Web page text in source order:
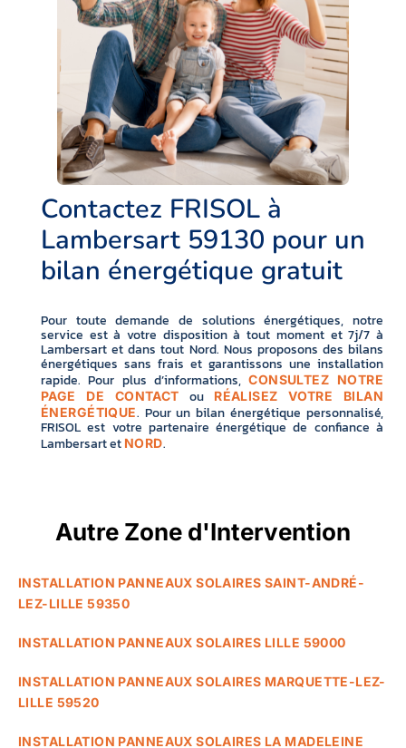
Contactez FRISOL à
Lambersart 59130 pour un
bilan énergétique gratuit
Pour toute demande de solutions énergétiques, notre
service est à votre disposition à tout moment et 7j/7 à
Lambersart et dans tout Nord. Nous proposons des bilans
énergétiques sans frais et garantissons une installation
rapide. Pour plus d’informations,CONSULTEZ NOTRE
PAGE DE CONTACT
ou
RÉALISEZ VOTRE BILAN
ÉNERGÉTIQUE. Pour un bilan énergétique personnalisé,
FRISOL est votre partenaire énergétique de confiance à
Lambersart et NORD.
Autre Zone d'Intervention
INSTALLATION PANNEAUX SOLAIRES SAINT-ANDRÉ-
LEZ-LILLE 59350
INSTALLATION PANNEAUX SOLAIRES LILLE 59000
INSTALLATION PANNEAUX SOLAIRES MARQUETTE-LEZ-
LILLE 59520
INSTALLATION PANNEAUX SOLAIRES LA MADELEINE